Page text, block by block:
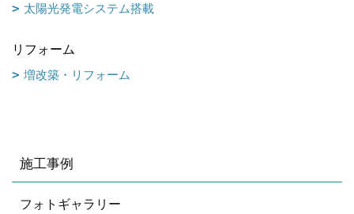
太陽光発電システム搭載
リフォーム
増改築・リフォーム
施工事例
フォトギャラリー